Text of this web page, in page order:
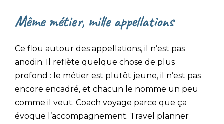
Même métier, mille appellations
Ce flou autour des appellations, il n’est pas
anodin. Il reflète quelque chose de plus
profond : le métier est plutôt jeune, il n’est pas
encore encadré, et chacun le nomme un peu
comme il veut. Coach voyage parce que ça
évoque l’accompagnement. Travel planner